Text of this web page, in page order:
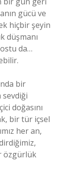
gücü ve
hiçbir şeyin
düşmanı
da…
bir
sevdiği
doğasını
bir tür içsel
her an,
özgürlük